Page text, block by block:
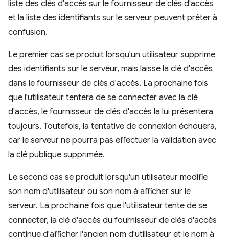
liste des clés d'accès sur le fournisseur de clés d'accès
et la liste des identifiants sur le serveur peuvent prêter à
confusion.
Le premier cas se produit lorsqu'un utilisateur supprime
des identifiants sur le serveur, mais laisse la clé d'accès
dans le fournisseur de clés d'accès. La prochaine fois
que l'utilisateur tentera de se connecter avec la clé
d'accès, le fournisseur de clés d'accès la lui présentera
toujours. Toutefois, la tentative de connexion échouera,
car le serveur ne pourra pas effectuer la validation avec
la clé publique supprimée.
Le second cas se produit lorsqu'un utilisateur modifie
son nom d'utilisateur ou son nom à afficher sur le
serveur. La prochaine fois que l'utilisateur tente de se
connecter, la clé d'accès du fournisseur de clés d'accès
continue d'afficher l'ancien nom d'utilisateur et le nom à